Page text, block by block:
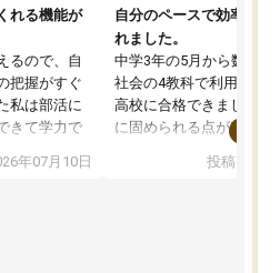
れる機能が
るので、自
把握がすぐ
私は部活に
きて学力で
ができてよ
に、自分が
年07月10日
自分のペースで効率よく
れました。
中学3年の5月から数学・
社会の4教科で利用し、
高校に合格できました。
に固められる点が魅力で
項目のおかげで、手軽
投稿日：